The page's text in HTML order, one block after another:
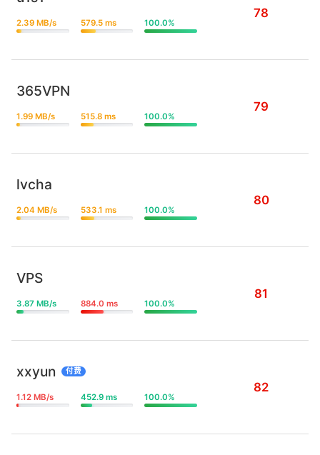
2.39 MB/s 579.5 ms 100.0%
78
365VPN
1.99 MB/s 515.8 ms 100.0%
79
lvcha
2.04 MB/s 533.1 ms 100.0%
80
VPS
3.87 MB/s 884.0 ms 100.0%
81
xxyun 付费
1.12 MB/s 452.9 ms 100.0%
82